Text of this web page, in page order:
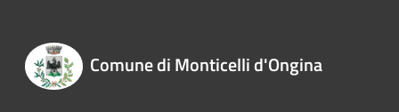
Comune di Monticelli d'Ongina